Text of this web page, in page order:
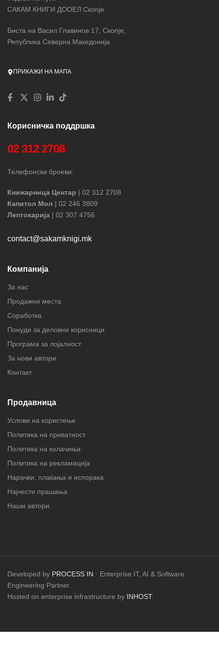
САКАМ КНИГИ ДООЕЛ Скопје
Биста на Васил Главинов 17, Скопје,
Република Северна Македонија
ПРИКАЖИ НА МАПА
Корисничка поддршка
02 312 2708
Телефонски броеви:
Книжарница Центар | 02 312 2708
Капитол Мол | 02 246 3809
Лептокарија | 02 307 4756
contact@sakamknigi.mk
Компанија
За нас
Продажни места
Соработка
Понуди за деловни корисници
Програма за лојалност
За нови автори
Контакт
Продавница
Услови на користење
Политика на приватност
Политика на колачиња
Политика на рекламација
Нарачки, плаќања и испорака
Најчести прашања
Наши автори
Developed by PROCESS IN · Enterprise IT, AI & Software
Engineering Partner.
Hosted on enterprise infrastructure by INHOST.